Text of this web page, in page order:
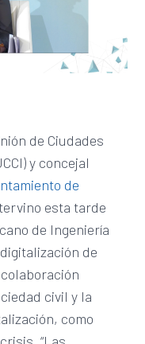
de Ciudades
y concejal
de
esta tarde
de Ingeniería
de
civil y la
como